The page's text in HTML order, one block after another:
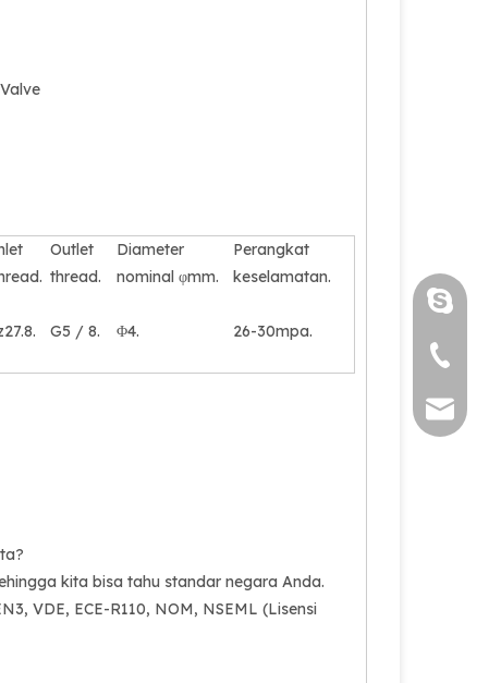
Outlet
thread.
Diameter
nominal φmm.
Perangkat
keselamatan.
G5 / 8. Φ4. 26-30mpa.
kita bisa tahu standar negara Anda.
VDE, ECE-R110, NOM, NSEML (Lisensi
+86